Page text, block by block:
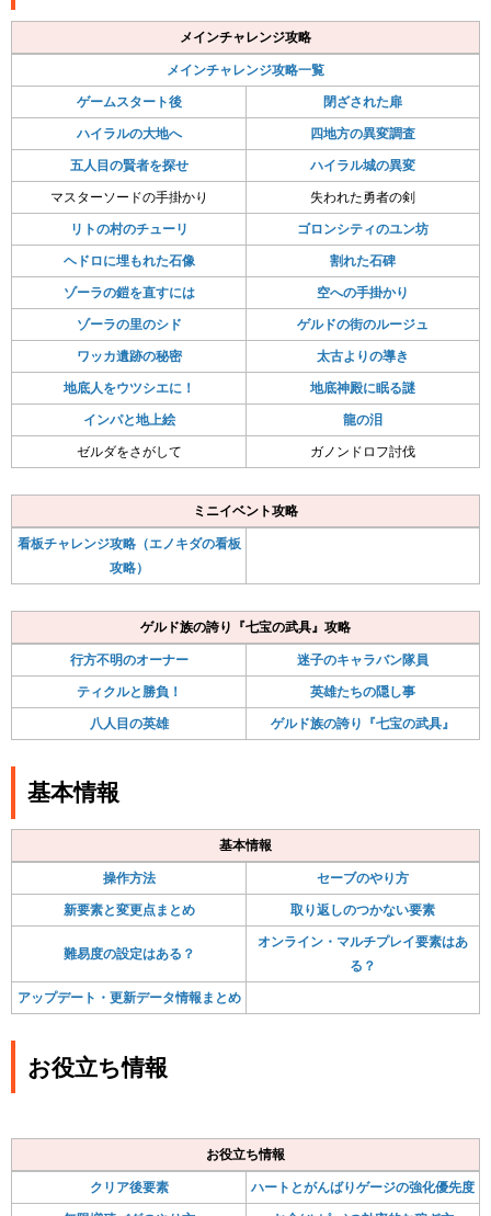
メインチャレンジ攻略
メインチャレンジ攻略一覧
ゲームスタート後
閉ざされた扉
ハイラルの大地へ
四地方の異変調査
五人目の賢者を探せ
ハイラル城の異変
マスターソードの手掛かり
失われた勇者の剣
リトの村のチューリ
ゴロンシティのユン坊
ヘドロに埋もれた石像
割れた石碑
ゾーラの鎧を直すには
空への手掛かり
ゾーラの里のシド
ゲルドの街のルージュ
ワッカ遺跡の秘密
太古よりの導き
地底人をウツシエに！
地底神殿に眠る謎
インパと地上絵
龍の泪
ゼルダをさがして
ガノンドロフ討伐
ミニイベント攻略
看板チャレンジ攻略（エノキダの看板
攻略）
ゲルド族の誇り『七宝の武具』攻略
行方不明のオーナー
迷子のキャラバン隊員
ティクルと勝負！
英雄たちの隠し事
八人目の英雄
ゲルド族の誇り『七宝の武具』
基本情報
基本情報
操作方法
セーブのやり方
新要素と変更点まとめ
取り返しのつかない要素
難易度の設定はある？
オンライン・マルチプレイ要素はあ
る？
アップデート・更新データ情報まとめ
お役立ち情報
お役立ち情報
クリア後要素
ハートとがんばりゲージの強化優先度